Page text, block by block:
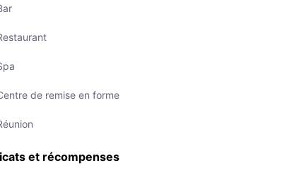
de remise en forme
et récompenses